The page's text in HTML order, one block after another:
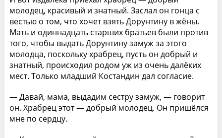
молодец, красивый и знатный. Заслал он гонца с
вестью о том, что хочет взять Дорунтину в жёны.
Мать и одиннадцать старших братьев были против
того, чтобы выдать Дорунтину замуж за этого
молодца, поскольку храбрец, пусть он добрый и
знатный, происходил родом уж из очень далёких
мест. Только младший Костандин дал согласие.
— Давай, мама, выдадим сестру замуж, — говорит
он. Храбрец этот — добрый молодец. Он пришёлся
мне по сердцу.